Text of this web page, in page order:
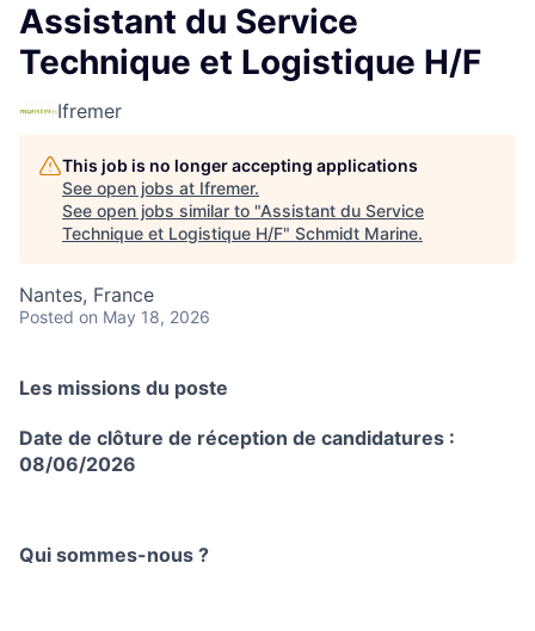
Assistant du Service
Technique et Logistique H/F
Ifremer
This job is no longer accepting applications
See open jobs at Ifremer.
See open jobs similar to "Assistant du Service
Technique et Logistique H/F" Schmidt Marine.
Nantes, France
Posted on May 18, 2026
Les missions du poste
Date de clôture de réception de candidatures :
08/06/2026
Qui sommes-nous ?